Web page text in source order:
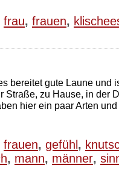
frau, frauen,
bereitet gute Laune und
Straße, zu Hause, in der
hier ein paar Arten
frauen, gefühl ,
, mann, männer,